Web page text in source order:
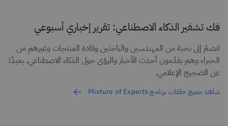
فك تشفير الذكاء الاصطناعي: تقرير إخباري أسبوعي
انضمّ إلى نخبة من المهندسين والباحثين وقادة المنتجات وغيرهم من
الخبراء وهم يقدّمون أحدث الأخبار والرؤى حول الذكاء الاصطناعي، بعيدًا
عن الضجيج الإعلامي.
شاهد جميع حلقات برنامج Mixture of Experts